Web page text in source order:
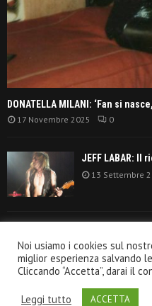
DONATELLA MILANI: ‘Fan si
17 Novembre 2025 0
JEFF LABAR: Il
13 Settembre
settanta’!
30 Giugno 2021
Noi usiamo i cookies sul
miglior esperienza salvando
Cliccando “Accetta”, darai il
Leggi tutto ACCETTA